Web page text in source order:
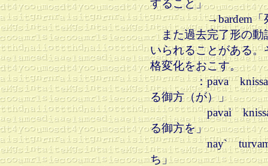
すること」
→bardem「死
また過去完了形の動
いられることがある。
格変化をおこす。
：pava
る御方（が）」
pavai
る御方を」
nay`
ち」